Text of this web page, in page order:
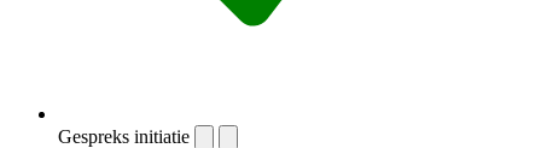
Gespreks initiatie